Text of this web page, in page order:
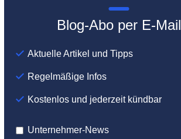
Blog-Abo per E-Mail
Aktuelle Artikel und Tipps
Regelmäßige Infos
Kostenlos und jederzeit kündbar
Unternehmer-News